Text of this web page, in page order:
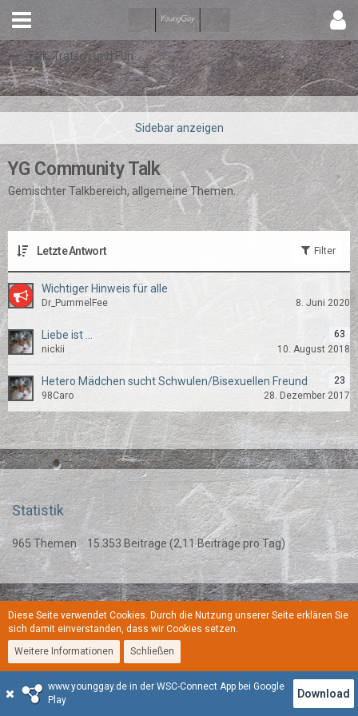
Talk, Tratsch und Fun
YG Community Talk
Gemischter Talkbereich, allgemeine Themen.
Letzte Antwort Filter
Wichtiger Hinweis für alle
Dr_PummelFee 8. Juni 2020
Liebe ist ...
63
nickii
10. August 2018
Hetero Mädchen sucht Schwulen/Bisexuellen Freund
23
98Caro
28. Dezember 2017
Statistik
965 Themen 15.353 Beiträge (2,11 Beiträge pro Tag)
Regeln Datenschutzerklärung Kontakt
Stil:YoungGay
Community-Software:WoltLab Suite™
www.younggay.de in der WSC-Connect App bei Google
Play
Download
Diese Seite verwendet Cookies. Durch die Nutzung unserer Seite erklären Sie
sich damit einverstanden, dass wir Cookies setzen.
Weitere Informationen
Schließen